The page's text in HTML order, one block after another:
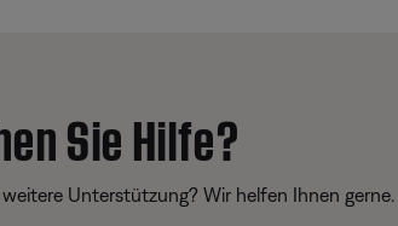
Sie Hilfe?
Unterstützung? Wir helfen Ihnen gerne.